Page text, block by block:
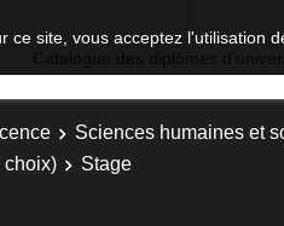
ce site, vous acceptez l'utilisation
Sciences humaines et
choix)
Stage